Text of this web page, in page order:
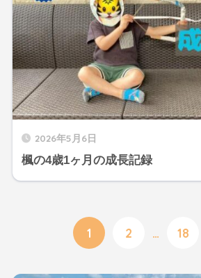
2026年5月6日
楓の4歳1ヶ月の成長記録
1 2 … 18